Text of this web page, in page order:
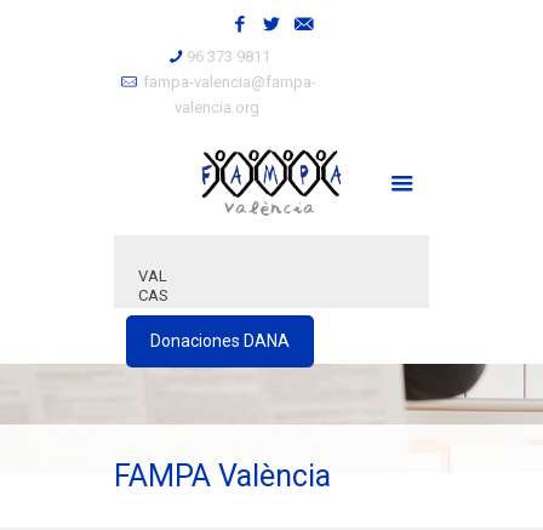
96 373 9811
fampa-valencia@fampa-
valencia.org
VAL
CAS
Donaciones DANA
FAMPA València